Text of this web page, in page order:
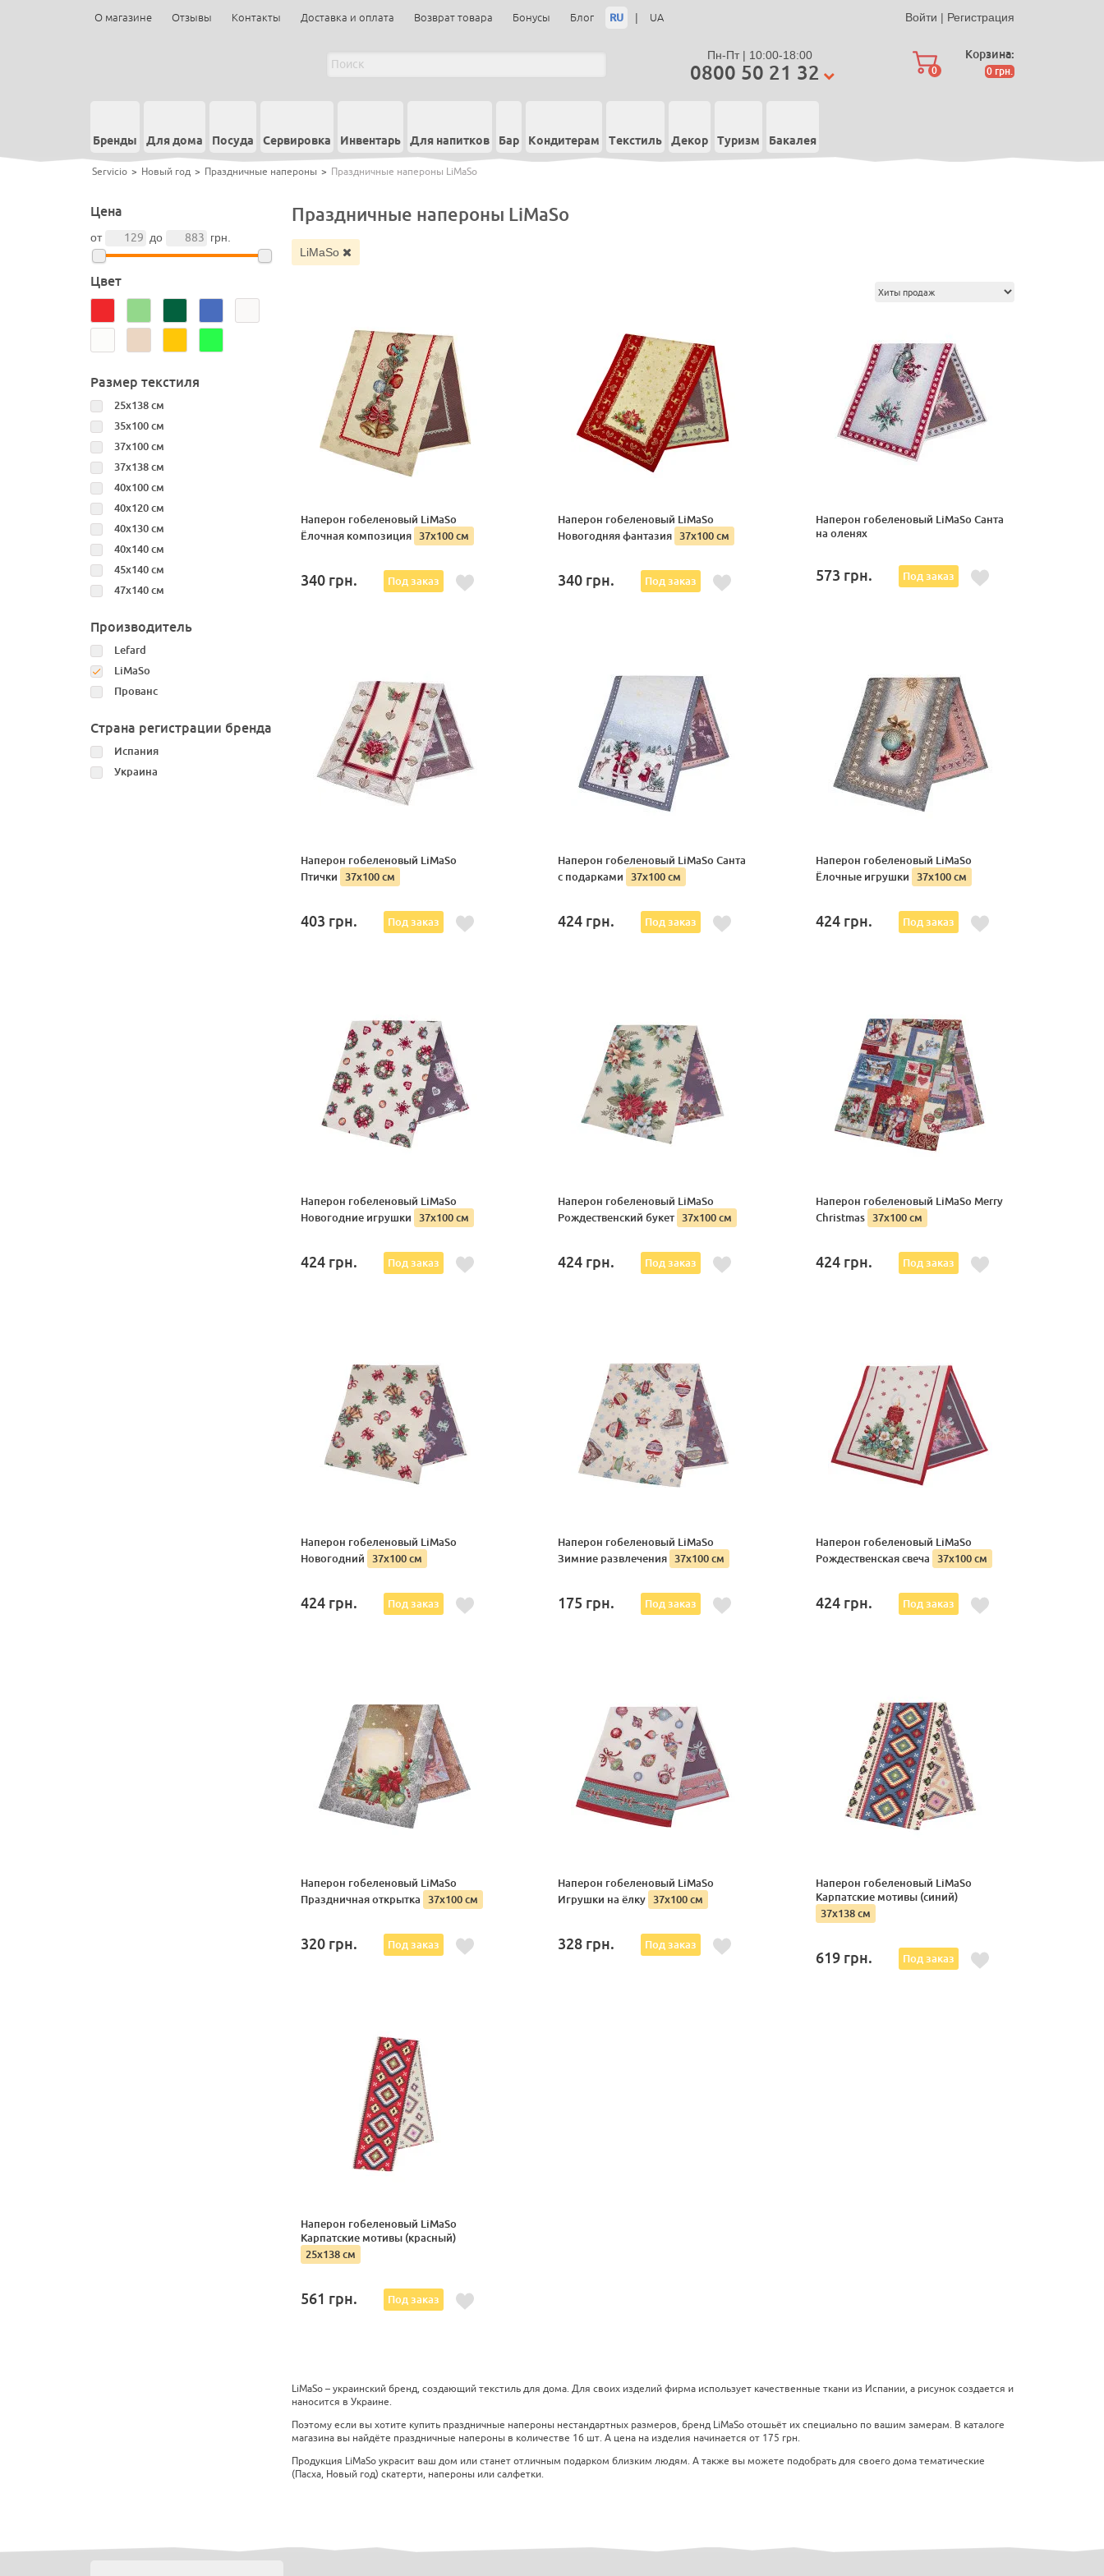
О магазине Отзывы Контакты Доставка и оплата Возврат товара Бонусы Блог RU | UA Войти | Регистрация
Пн-Пт | 10:00-18:00
0800 50 21 32 0
Корзина:
0 грн.
Бренды Для дома Посуда Сервировка Инвентарь Для напитков Бар Кондитерам Текстиль Декор Туризм Бакалея
Servicio > Новый год > Праздничные напероны > Праздничные напероны LiMaSo
Цена
от до грн.
Цвет
Размер текстиля
25x138 см
35х100 см
37х100 см
37x138 см
40х100 см
40х120 см
40х130 см
40х140 см
45х140 см
47х140 см
Производитель
Lefard
LiMaSo
Прованс
Страна регистрации бренда
Испания
Украина
Праздничные напероны LiMaSo
LiMaSo
Наперон гобеленовый LiMaSo
Ёлочная композиция 37х100 см
340 грн. Под заказ
Наперон гобеленовый LiMaSo
Новогодняя фантазия 37х100 см
340 грн. Под заказ
Наперон гобеленовый LiMaSo Санта
на оленях
573 грн. Под заказ
Наперон гобеленовый LiMaSo
Птички 37х100 см
403 грн. Под заказ
Наперон гобеленовый LiMaSo Санта
с подарками 37х100 см
424 грн. Под заказ
Наперон гобеленовый LiMaSo
Ёлочные игрушки 37х100 см
424 грн. Под заказ
Наперон гобеленовый LiMaSo
Новогодние игрушки 37х100 см
424 грн. Под заказ
Наперон гобеленовый LiMaSo
Рождественский букет 37х100 см
424 грн. Под заказ
Наперон гобеленовый LiMaSo Merry
Christmas 37х100 см
424 грн. Под заказ
Наперон гобеленовый LiMaSo
Новогодний 37х100 см
424 грн. Под заказ
Наперон гобеленовый LiMaSo
Зимние развлечения 37х100 см
175 грн. Под заказ
Наперон гобеленовый LiMaSo
Рождественская свеча 37х100 см
424 грн. Под заказ
Наперон гобеленовый LiMaSo
Праздничная открытка 37х100 см
320 грн. Под заказ
Наперон гобеленовый LiMaSo
Игрушки на ёлку 37х100 см
328 грн. Под заказ
Наперон гобеленовый LiMaSo
Карпатские мотивы (синий)
37x138 см
619 грн. Под заказ
Наперон гобеленовый LiMaSo
Карпатские мотивы (красный)
25x138 см
561 грн. Под заказ
LiMaSo – украинский бренд, создающий текстиль для дома. Для своих изделий фирма использует качественные ткани из Испании, а рисунок создается и
наносится в Украине.
Поэтому если вы хотите купить праздничные напероны нестандартных размеров, бренд LiMaSo отошьёт их специально по вашим замерам. В каталоге
магазина вы найдёте праздничные напероны в количестве 16 шт. А цена на изделия начинается от 175 грн.
Продукция LiMaSo украсит ваш дом или станет отличным подарком близким людям. А также вы можете подобрать для своего дома тематические
(Пасха, Новый год) скатерти, напероны или салфетки.